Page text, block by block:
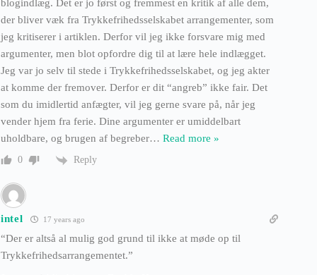
blogindlæg. Det er jo først og fremmest en kritik af alle dem,
der bliver væk fra Trykkefrihedsselskabet arrangementer, som
jeg kritiserer i artiklen. Derfor vil jeg ikke forsvare mig med
argumenter, men blot opfordre dig til at lære hele indlægget.
Jeg var jo selv til stede i Trykkefrihedsselskabet, og jeg akter
at komme der fremover. Derfor er dit “angreb” ikke fair. Det
som du imidlertid anfægter, vil jeg gerne svare på, når jeg
vender hjem fra ferie. Dine argumenter er umiddelbart
uholdbare, og brugen af begreber… Read more »
0 Reply
intel 17 years ago
“Der er altså al mulig god grund til ikke at møde op til
Trykkefrihedsarrangementet.”